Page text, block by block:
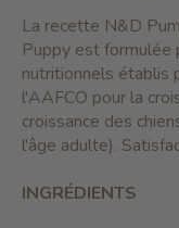
La recette N&D
Puppy est formulée
nutritionnels établis
l'AAFCO pour la
croissance des
l'âge adulte).
INGRÉDIENTS